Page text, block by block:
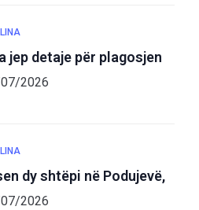
jep detaje për plagosjen
2026
dy shtëpi në Podujevë,
2026